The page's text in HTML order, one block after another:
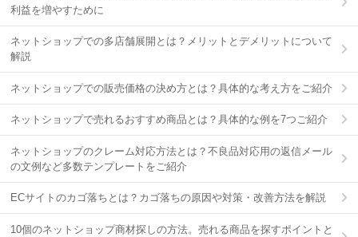
利益を増やすために
ネットショップでの多店舗展開とは？メリットとデメリットについて
解説
ネットショップでの販売価格の決め方とは？具体的な考え方をご紹介
ネットショップで売れるおすすめ商品とは？具体的な例を7つご紹介
ネットショップのクレーム対応方法とは？不良品対応用の返信メール
の文例など多数テンプレートをご紹介
ECサイトのカゴ落ちとは？カゴ落ちの原因や対策・改善方法を解説
10個のネットショップ商材探しの方法。売れる商品を探すポイントと